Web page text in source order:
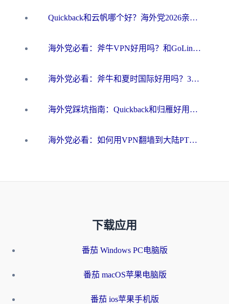
Quickback和云帆哪个好？海外党2026亲测指南：选对加速器大陆工具，无缝刷国内剧玩国服
海外党必看：斧牛VPN好用吗？和GoLinkVPN对比哪个回国效果更好？
海外党必看：斧牛和夏时国际好用吗？3步选对回国加速器，无缝刷国内资源
海外党踩坑指南：Quickback和归雁好用吗？选对加速器才能无缝刷国内资源
海外党必看：如何用VPN翻墙到大陆PTT？一篇解决你所有回国加速痛点
下载应用
番茄 Windows PC电脑版
番茄 macOS苹果电脑版
番茄 ios苹果手机版